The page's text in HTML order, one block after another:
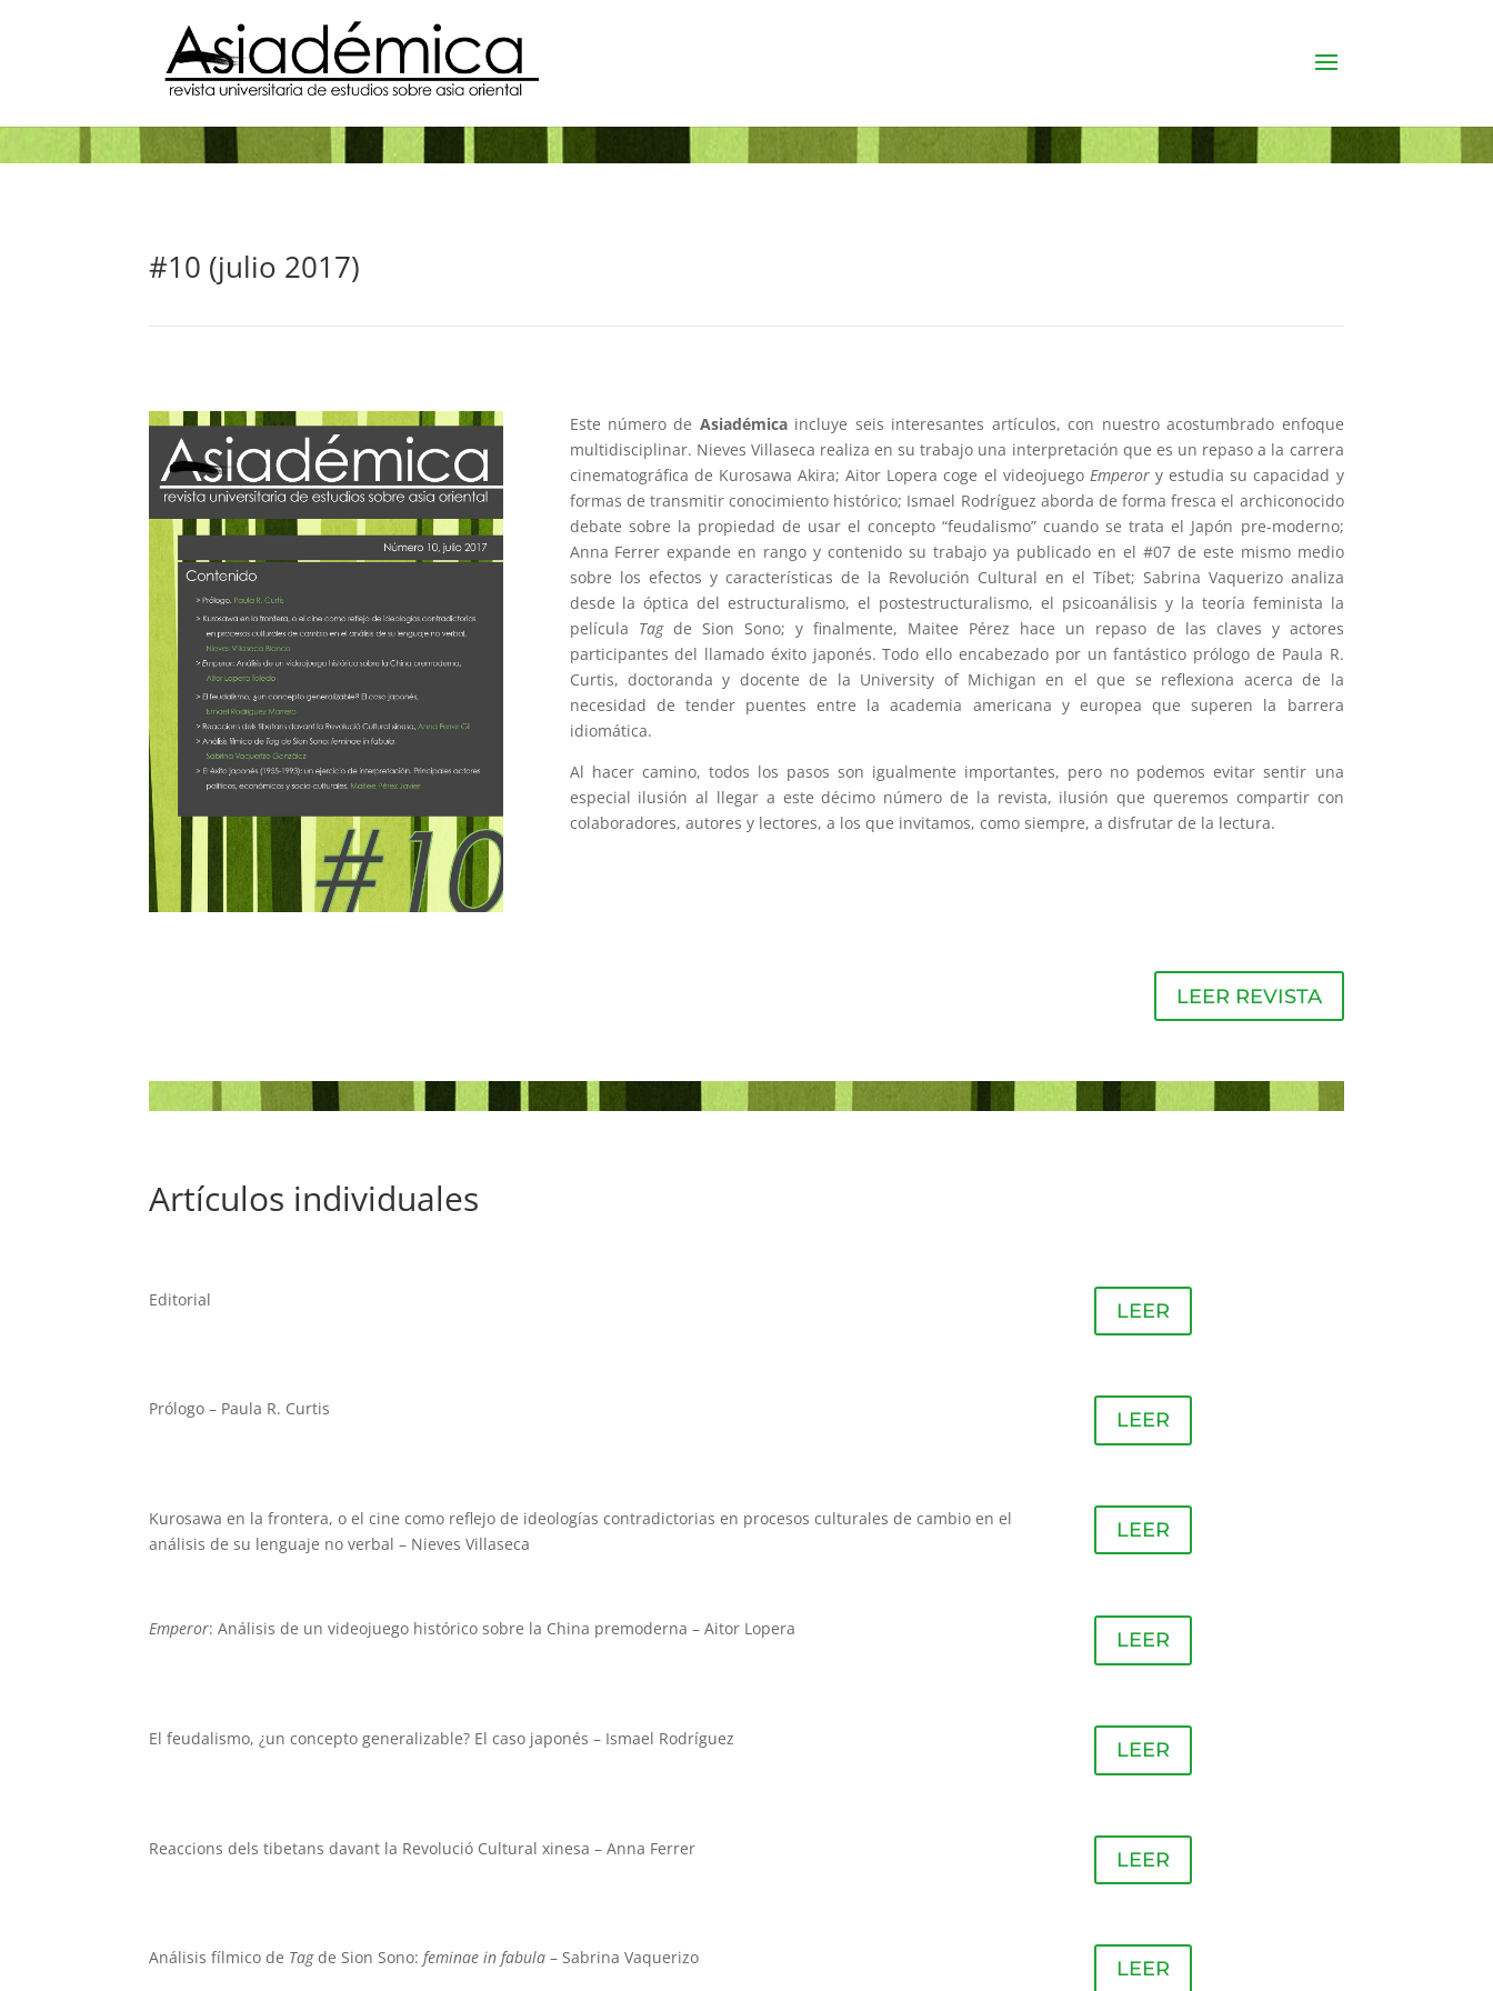
#10 (julio 2017)
Este número de Asiadémicaincluye seis interesantes artículos, con nuestro acostumbrado enfoque
multidisciplinar. Nieves Villaseca realiza en su trabajo una interpretación que es un repaso a la carrera
cinematográfica de Kurosawa Akira; Aitor Lopera coge el videojuego Emperory estudia su capacidad y
formas de transmitir conocimiento histórico; Ismael Rodríguez aborda de forma fresca el archiconocido
debate sobre la propiedad de usar el concepto “feudalismo” cuando se trata el Japón pre-moderno;
Anna Ferrer expande en rango y contenido su trabajo ya publicado en el #07 de este mismo medio
sobre los efectos y características de la Revolución Cultural en el Tíbet; Sabrina Vaquerizo analiza
desde la óptica del estructuralismo, el postestructuralismo, el psicoanálisis y la teoría feminista la
película Tagde Sion Sono; y finalmente, Maitee Pérez hace un repaso de las claves y actores
participantes del llamado éxito japonés. Todo ello encabezado por un fantástico prólogo de Paula R.
Curtis, doctoranda y docente de la University of Michigan en el que se reflexiona acerca de la
necesidad de tender puentes entre la academia americana y europea que superen la barrera
idiomática.
Al hacer camino, todos los pasos son igualmente importantes, pero no podemos evitar sentir una
especial ilusión al llegar a este décimo número de la revista, ilusión que queremos compartir con
colaboradores, autores y lectores, a los que invitamos, como siempre, a disfrutar de la lectura.
LEER REVISTA
Artículos individuales
Editorial LEER
Prólogo – Paula R. Curtis LEER
Kurosawa en la frontera, o el cine como reflejo de ideologías contradictorias en procesos culturales de cambio en el
análisis de su lenguaje no verbal – Nieves Villaseca
LEER
Emperor: Análisis de un videojuego histórico sobre la China premoderna – Aitor Lopera LEER
El feudalismo, ¿un concepto generalizable? El caso japonés – Ismael Rodríguez LEER
Reaccions dels tibetans davant la Revolució Cultural xinesa – Anna Ferrer LEER
Análisis fílmico de Tagde Sion Sono:feminae in fabula – Sabrina Vaquerizo LEER